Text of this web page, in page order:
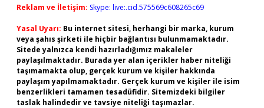
Reklam ve İletişim: Skype: live:.cid.575569c608265c69
Yasal Uyarı: Bu internet sitesi, herhangi bir marka, kurum
veya şahıs şirketi ile hiçbir bağlantısı bulunmamaktadır.
Sitede yalnızca kendi hazırladığımız makaleler
paylaşılmaktadır. Burada yer alan içerikler haber niteliği
taşımamakta olup, gerçek kurum ve kişiler hakkında
paylaşım yapılmamaktadır. Gerçek kurum ve kişiler ile isim
benzerlikleri tamamen tesadüfidir. Sitemizdeki bilgiler
taslak halindedir ve tavsiye niteliği taşımazlar.